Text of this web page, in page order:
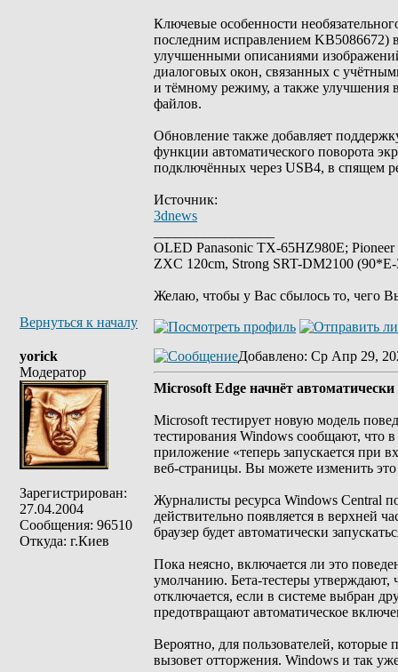
Ключевые особенности
последним исправлением
улучшенными описаниями
диалоговых окон, связанных с
и тёмному режиму, а также улучшения
файлов.
Обновление также добавляет
функции автоматического поворота
подключённых через USB4, в спящем
Источник:
3dnews
OLED Panasonic TX-65HZ980E;
ZXC 120cm, Strong SRT-DM2100
Желаю, чтобы у Вас сбылось то, чего
Вернуться к началу
yorick
Модератор
Зарегистрирован:
27.04.2004
Сообщения: 96510
Откуда: г.Киев
Добавлено: Ср Апр 29,
Microsoft Edge начнёт
Microsoft тестирует новую модель
тестирования Windows сообщают, что
приложение «теперь запускается при
веб-страницы. Вы можете изменить
Журналисты ресурса Windows Central
действительно появляется в верхней
браузер будет автоматически
Пока неясно, включается ли это
умолчанию. Бета-тестеры утверждают,
отключается, если в системе выбран
предотвращают автоматическое
Вероятно, для пользователей, которые
вызовет отторжения. Windows и так